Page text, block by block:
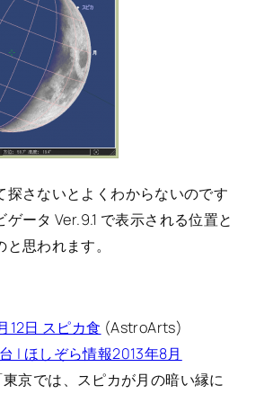
探さないとよくわからないのです
ータ Ver.9.1 で表示される位置と
思われます。
12日 スピカ食 (AstroArts)
| ほしぞら情報2013年8月
東京では、スピカが月の暗い縁に